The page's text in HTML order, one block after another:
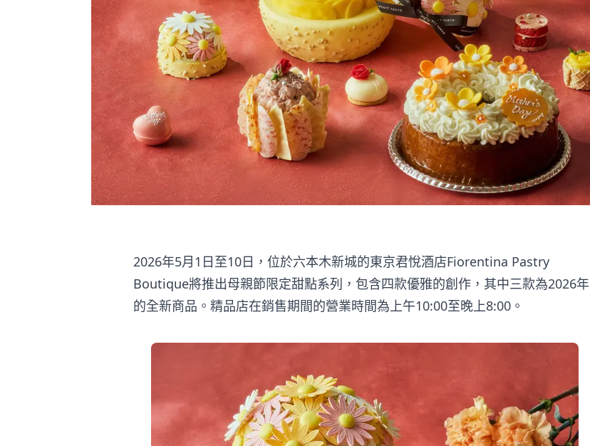
2026年5月1日至10日，位於六本木新城的東京君悅酒店Fiorentina Pastry
Boutique將推出母親節限定甜點系列，包含四款優雅的創作，其中三款為2026年
的全新商品。精品店在銷售期間的營業時間為上午10:00至晚上8:00。